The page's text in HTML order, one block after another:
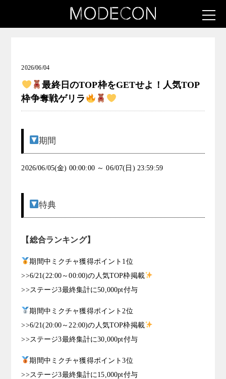
2026/06/04
最終日のTOP枠をGETせよ！人気TOP
枠争奪戦ゲリラ
期間
2026/06/05(金) 00:00:00 ～ 06/07(日) 23:59:59
特典
【総合ランキング】
期間中ミクチャ獲得ポイント1位
>>6/21(22:00～00:00)の人気TOP枠掲載
>>ステージ3最終集計に50,000pt付与
期間中ミクチャ獲得ポイント2位
>>6/21(20:00～22:00)の人気TOP枠掲載
>>ステージ3最終集計に30,000pt付与
期間中ミクチャ獲得ポイント3位
>>ステージ3最終集計に15,000pt付与